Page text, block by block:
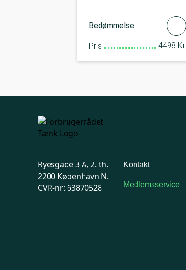
Bedømmelse
Pris 4498 Kr.
Ryesgade 3 A, 2. th.
2200 København N.
CVR-nr: 63870528
Kontakt
Medlemsservice